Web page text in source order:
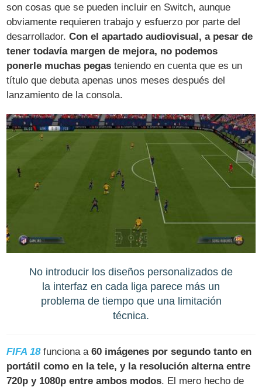
son cosas que se pueden incluir en Switch, aunque
obviamente requieren trabajo y esfuerzo por parte del
desarrollador.Con el apartado audiovisual, a pesar de
tener todavía margen de mejora, no podemos
ponerle muchas pegas teniendo en cuenta que es un
título que debuta apenas unos meses después del
lanzamiento de la consola.
No introducir los diseños personalizados de
la interfaz en cada liga parece más un
problema de tiempo que una limitación
técnica.
FIFA 18funciona a 60 imágenes por segundo tanto en
portátil como en la tele, y la resolución alterna entre
720p y 1080p entre ambos modos. El mero hecho de